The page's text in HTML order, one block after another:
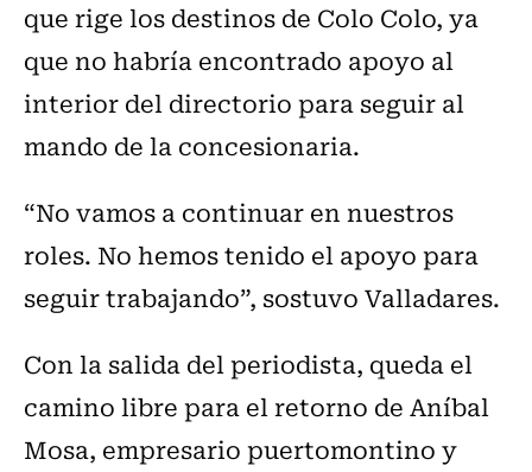
que rige los destinos de Colo Colo, ya
que no habría encontrado apoyo al
interior del directorio para seguir al
mando de la concesionaria.
“No vamos a continuar en nuestros
roles. No hemos tenido el apoyo para
seguir trabajando”, sostuvo Valladares.
Con la salida del periodista, queda el
camino libre para el retorno de Aníbal
Mosa, empresario puertomontino y